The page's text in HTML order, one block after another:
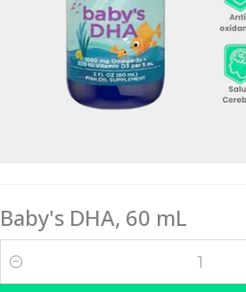
Baby's DHA, 60 mL
Quantity